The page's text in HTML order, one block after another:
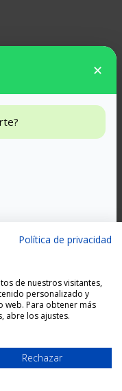
✕
Política de privacidad
de nuestros visitantes,
personalizado y
web. Para obtener más
abre los ajustes.
Rechazar